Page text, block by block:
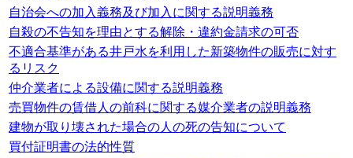
自治会への加入義務及び加入に関する説明義務
自殺の不告知を理由とする解除・違約金請求の可否
不適合基準がある井戸水を利用した新築物件の販売に対す
るリスク
仲介業者による設備に関する説明義務
売買物件の賃借人の前科に関する媒介業者の説明義務
建物が取り壊された場合の人の死の告知について
買付証明書の法的性質